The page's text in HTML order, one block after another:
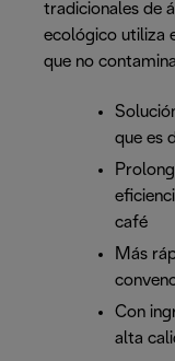
tradicionales de
ecológico utiliza
que no
que es
café
Más
Con
alta